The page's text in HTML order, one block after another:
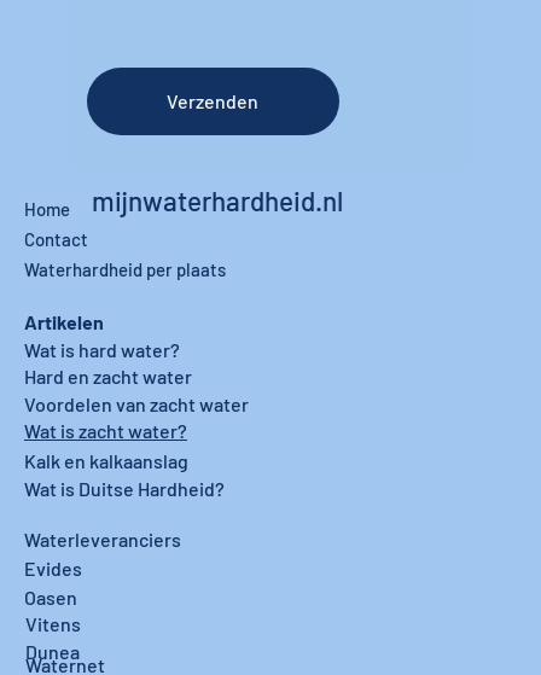
Verzenden
mijnwaterhardheid.nl
Home
Contact
Waterhardheid per plaats
Waterleveranciers
Evides
Oasen
Vitens
Dunea
Waternet
Artikelen
Wat is hard water?
Hard en zacht water
Wat is zacht water?
Voordelen van zacht water
Kalk en kalkaanslag
Wat is Duitse Hardheid?